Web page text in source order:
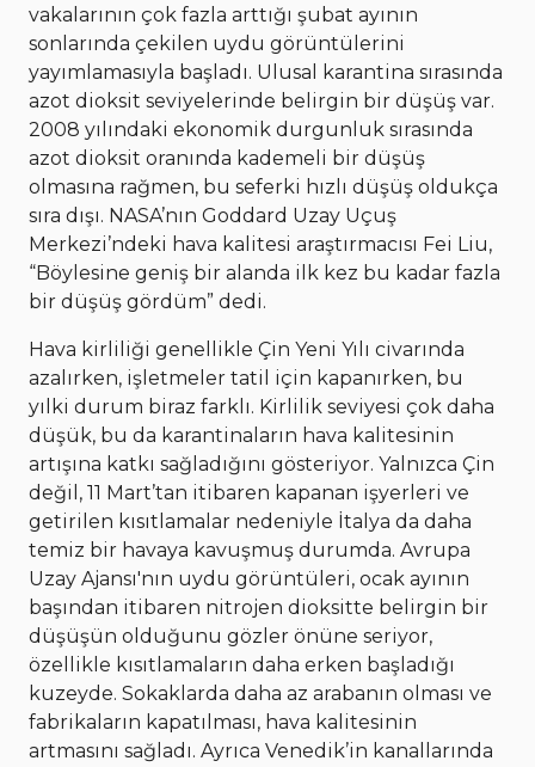
vakalarının çok fazla arttığı şubat ayının
sonlarında çekilen uydu görüntülerini
yayımlamasıyla başladı. Ulusal karantina sırasında
azot dioksit seviyelerinde belirgin bir düşüş var.
2008 yılındaki ekonomik durgunluk sırasında
azot dioksit oranında kademeli bir düşüş
olmasına rağmen, bu seferki hızlı düşüş oldukça
sıra dışı. NASA’nın Goddard Uzay Uçuş
Merkezi’ndeki hava kalitesi araştırmacısı Fei Liu,
“Böylesine geniş bir alanda ilk kez bu kadar fazla
bir düşüş gördüm” dedi.
Hava kirliliği genellikle Çin Yeni Yılı civarında
azalırken, işletmeler tatil için kapanırken, bu
yılki durum biraz farklı. Kirlilik seviyesi çok daha
düşük, bu da karantinaların hava kalitesinin
artışına katkı sağladığını gösteriyor. Yalnızca Çin
değil, 11 Mart’tan itibaren kapanan işyerleri ve
getirilen kısıtlamalar nedeniyle İtalya da daha
temiz bir havaya kavuşmuş durumda. Avrupa
Uzay Ajansı'nın uydu görüntüleri, ocak ayının
başından itibaren nitrojen dioksitte belirgin bir
düşüşün olduğunu gözler önüne seriyor,
özellikle kısıtlamaların daha erken başladığı
kuzeyde. Sokaklarda daha az arabanın olması ve
fabrikaların kapatılması, hava kalitesinin
artmasını sağladı. Ayrıca Venedik’in kanallarında